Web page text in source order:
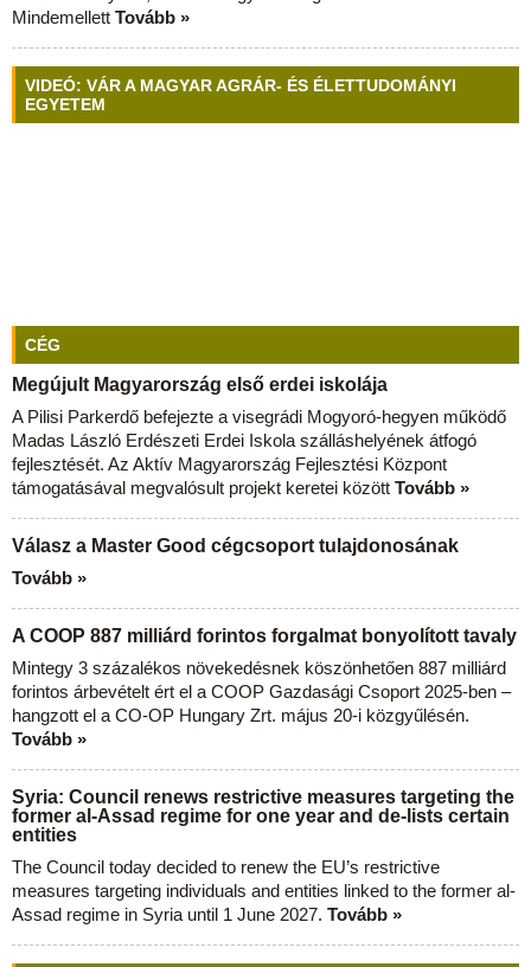
Mindemellett Tovább »
VIDEÓ: VÁR A MAGYAR AGRÁR- ÉS ÉLETTUDOMÁNYI
EGYETEM
CÉG
Megújult Magyarország első erdei iskolája
A Pilisi Parkerdő befejezte a visegrádi Mogyoró-hegyen működő
Madas László Erdészeti Erdei Iskola szálláshelyének átfogó
fejlesztését. Az Aktív Magyarország Fejlesztési Központ
támogatásával megvalósult projekt keretei között Tovább »
Válasz a Master Good cégcsoport tulajdonosának
Tovább »
A COOP 887 milliárd forintos forgalmat bonyolított tavaly
Mintegy 3 százalékos növekedésnek köszönhetően 887 milliárd
forintos árbevételt ért el a COOP Gazdasági Csoport 2025-ben –
hangzott el a CO-OP Hungary Zrt. május 20-i közgyűlésén.
Tovább »
Syria: Council renews restrictive measures targeting the
former al-Assad regime for one year and de-lists certain
entities
The Council today decided to renew the EU’s restrictive
measures targeting individuals and entities linked to the former al-
Assad regime in Syria until 1 June 2027. Tovább »